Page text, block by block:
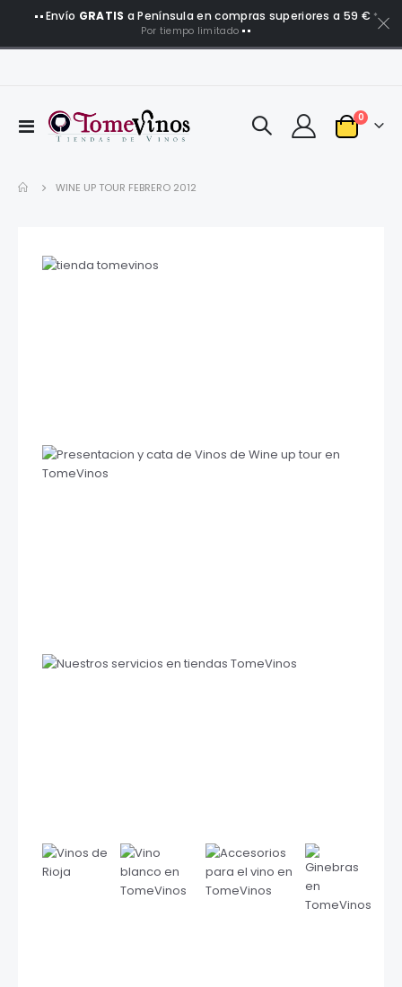
Envío GRATIS a Península en compras superiores a 59 € *
Por tiempo limitado
Toggle
Carro
0
WINE UP TOUR FEBRERO 2012